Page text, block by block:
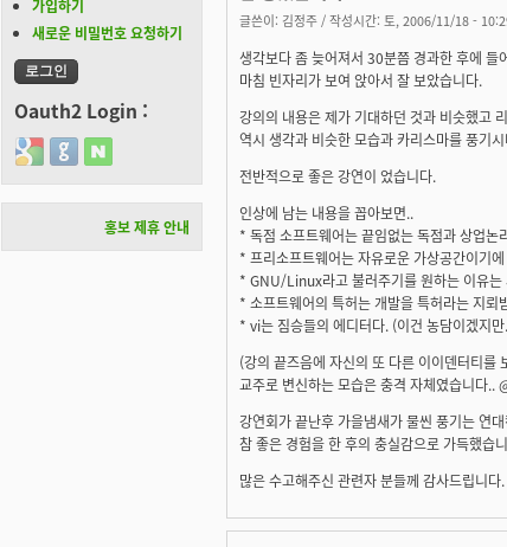
글쓴이: 김정주 / 작성시간: 토, 2006/11/18 -
생각보다 좀 늦어져서 30분쯤 경과한 후에 들
마침 빈자리가 보여 앉아서 잘 보았습니다.
강의의 내용은 제가 기대하던 것과 비슷했고
역시 생각과 비슷한 모습과 카리스마를 풍기
전반적으로 좋은 강연이 었습니다.
인상에 남는 내용을 꼽아보면..
* 독점 소프트웨어는 끝임없는 독점과 상업
* 프리소프트웨어는 자유로운 가상공간이기
* GNU/Linux라고 불러주기를 원하는 이유는
* 소프트웨어의 특허는 개발을 특허라는 지
* vi는 짐승들의 에디터다. (이건 농담이겠지
(강의 끝즈음에 자신의 또 다른 이이덴터티를
교주로 변신하는 모습은 충격 자체였습니다..
강연회가 끝난후 가을냄새가 물씬 풍기는 연
참 좋은 경험을 한 후의 충실감으로 가득했습
많은 수고해주신 관련자 분들께 감사드립니다.
가입하기
새로운 비밀번호 요청하기
Oauth2 Login :
Login with Google
Login with GitHub
Login with Naver
홍보 제휴 안내